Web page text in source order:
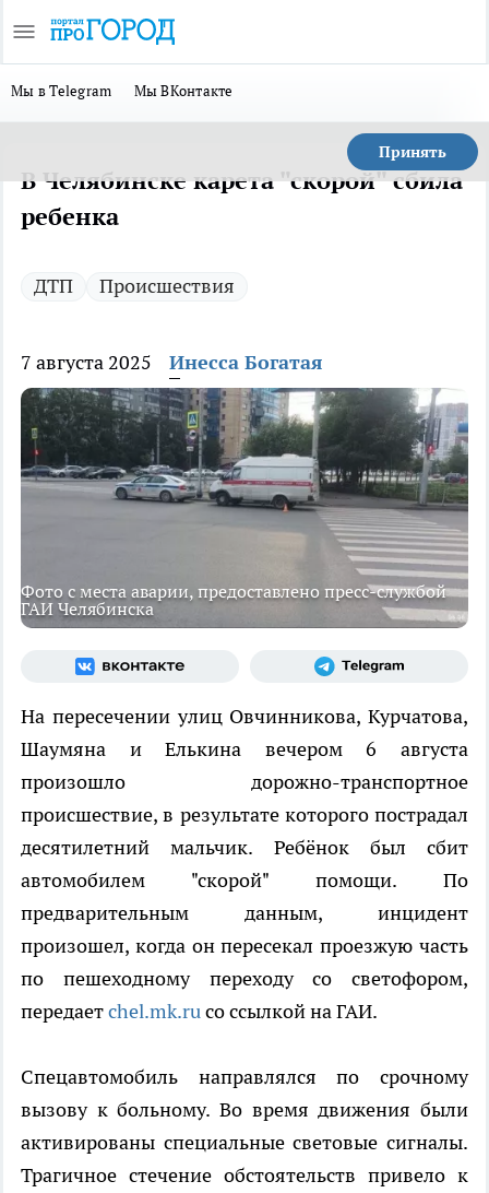
Мы в Telegram Мы ВКонтакте
Принять
В Челябинске карета "скорой" сбила
ребенка
ДТП Происшествия
7 августа 2025 Инесса Богатая
Фото с места аварии, предоставлено пресс-службой
ГАИ Челябинска
На пересечении улиц Овчинникова, Курчатова,
Шаумяна и Елькина вечером 6 августа
произошло дорожно-транспортное
происшествие, в результате которого пострадал
десятилетний мальчик. Ребёнок был сбит
автомобилем "скорой" помощи. По
предварительным данным, инцидент
произошел, когда он пересекал проезжую часть
по пешеходному переходу со светофором,
передаетchel.mk.ruсо ссылкой на ГАИ.
Спецавтомобиль направлялся по срочному
вызову к больному. Во время движения были
активированы специальные световые сигналы.
Трагичное стечение обстоятельств привело к